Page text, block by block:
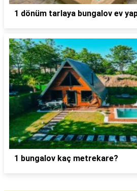
1 dönüm tarlaya bungalov ev
1 bungalov kaç metrekare?